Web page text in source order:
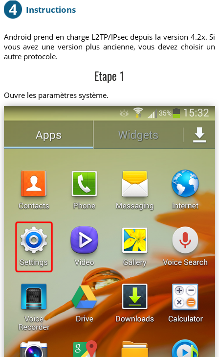
4 Instructions
Android prend en charge L2TP/IPsec depuis la version 4.2x. Si
vous avez une version plus ancienne, vous devez choisir un
autre protocole.
Etape 1
Ouvre les paramètres système.